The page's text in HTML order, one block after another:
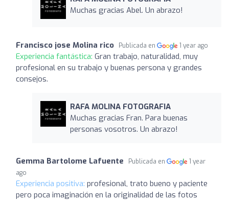
Muchas gracias Abel. Un abrazo!
Francisco jose Molina rico Publicada en 1 year ago
Experiencia fantástica: Gran trabajo, naturalidad, muy
profesional en su trabajo y buenas persona y grandes
consejos.
RAFA MOLINA FOTOGRAFIA
Muchas gracias Fran. Para buenas
personas vosotros. Un abrazo!
Gemma Bartolome Lafuente Publicada en
1 year
ago
Experiencia positiva: profesional, trato bueno y paciente
pero poca imaginación en la originalidad de las fotos